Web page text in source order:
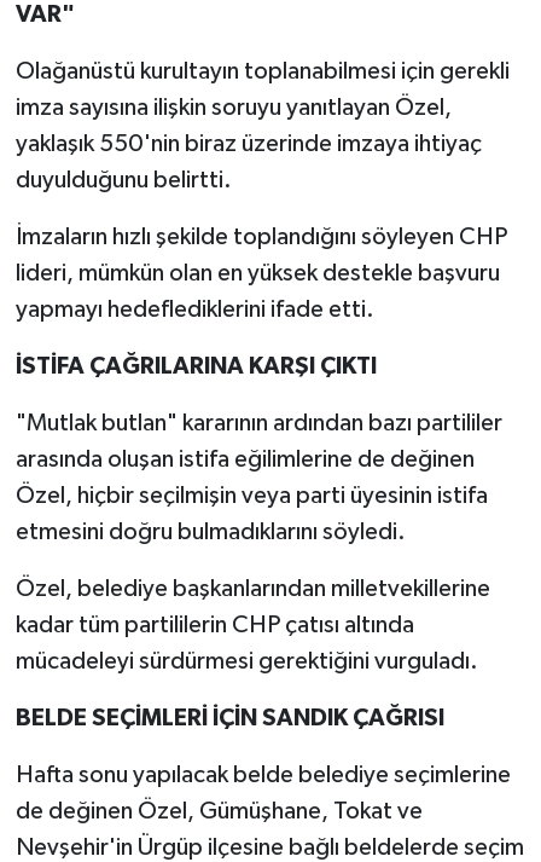
VAR"
Olağanüstü kurultayın toplanabilmesi için gerekli
imza sayısına ilişkin soruyu yanıtlayan Özel,
yaklaşık 550'nin biraz üzerinde imzaya ihtiyaç
duyulduğunu belirtti.
İmzaların hızlı şekilde toplandığını söyleyen CHP
lideri, mümkün olan en yüksek destekle başvuru
yapmayı hedeflediklerini ifade etti.
İSTİFA ÇAĞRILARINA KARŞI ÇIKTI
"Mutlak butlan" kararının ardından bazı partililer
arasında oluşan istifa eğilimlerine de değinen
Özel, hiçbir seçilmişin veya parti üyesinin istifa
etmesini doğru bulmadıklarını söyledi.
Özel, belediye başkanlarından milletvekillerine
kadar tüm partililerin CHP çatısı altında
mücadeleyi sürdürmesi gerektiğini vurguladı.
BELDE SEÇİMLERİ İÇİN SANDIK ÇAĞRISI
Hafta sonu yapılacak belde belediye seçimlerine
de değinen Özel, Gümüşhane, Tokat ve
Nevşehir'in Ürgüp ilçesine bağlı beldelerde seçim